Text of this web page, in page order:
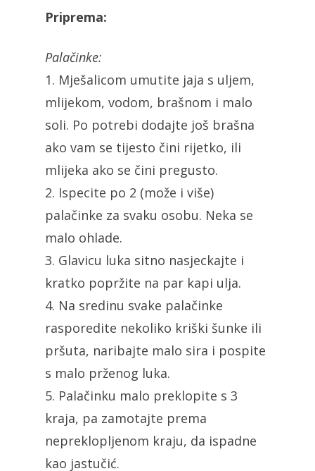
Priprema:
Palačinke:
1. Mješalicom umutite jaja s uljem,
mlijekom, vodom, brašnom i malo
soli. Po potrebi dodajte još brašna
ako vam se tijesto čini rijetko, ili
mlijeka ako se čini pregusto.
2. Ispecite po 2 (može i više)
palačinke za svaku osobu. Neka se
malo ohlade.
3. Glavicu luka sitno nasjeckajte i
kratko popržite na par kapi ulja.
4. Na sredinu svake palačinke
rasporedite nekoliko kriški šunke ili
pršuta, naribajte malo sira i pospite
s malo prženog luka.
5. Palačinku malo preklopite s 3
kraja, pa zamotajte prema
nepreklopljenom kraju, da ispadne
kao jastučić.